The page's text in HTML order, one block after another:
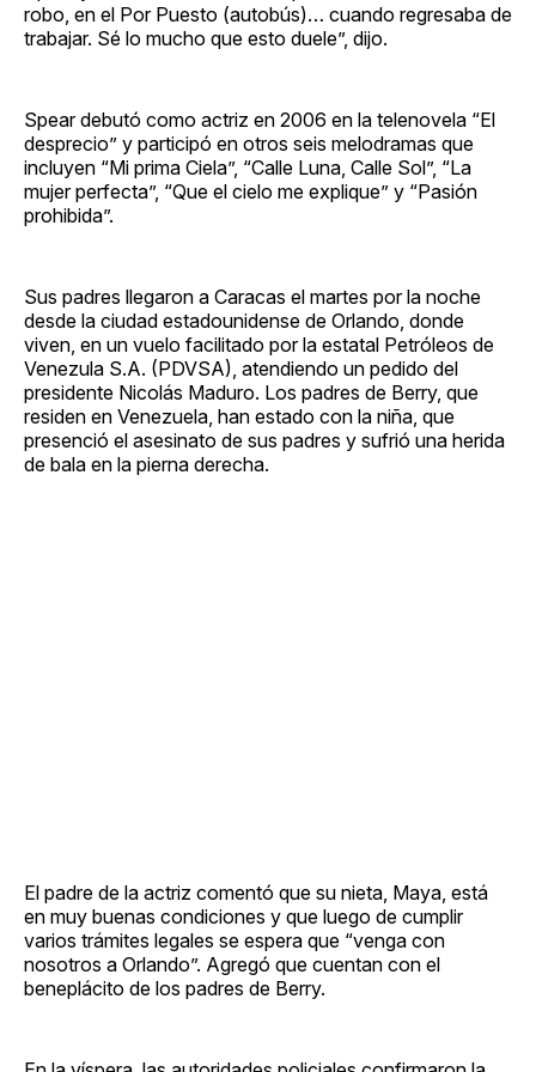
robo, en el Por Puesto (autobús)… cuando regresaba de
trabajar. Sé lo mucho que esto duele”, dijo.
Spear debutó como actriz en 2006 en la telenovela “El
desprecio” y participó en otros seis melodramas que
incluyen “Mi prima Ciela”, “Calle Luna, Calle Sol”, “La
mujer perfecta”, “Que el cielo me explique” y “Pasión
prohibida”.
Sus padres llegaron a Caracas el martes por la noche
desde la ciudad estadounidense de Orlando, donde
viven, en un vuelo facilitado por la estatal Petróleos de
Venezula S.A. (PDVSA), atendiendo un pedido del
presidente Nicolás Maduro. Los padres de Berry, que
residen en Venezuela, han estado con la niña, que
presenció el asesinato de sus padres y sufrió una herida
de bala en la pierna derecha.
El padre de la actriz comentó que su nieta, Maya, está
en muy buenas condiciones y que luego de cumplir
varios trámites legales se espera que “venga con
nosotros a Orlando”. Agregó que cuentan con el
beneplácito de los padres de Berry.